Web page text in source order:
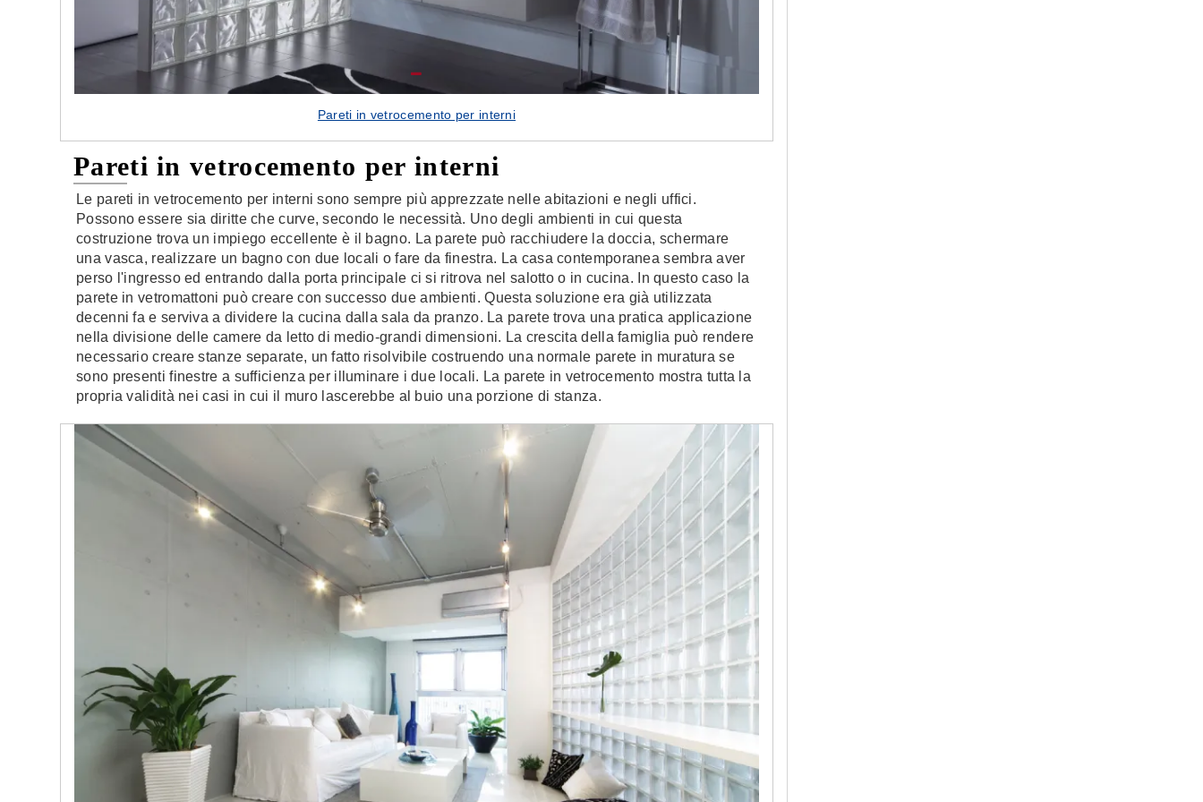
Pareti in vetrocemento per interni
Pareti in vetrocemento per interni
Le pareti in vetrocemento per interni sono sempre più apprezzate nelle abitazioni e negli uffici.
Possono essere sia diritte che curve, secondo le necessità. Uno degli ambienti in cui questa
costruzione trova un impiego eccellente è il bagno. La parete può racchiudere la doccia, schermare
una vasca, realizzare un bagno con due locali o fare da finestra. La casa contemporanea sembra aver
perso l'ingresso ed entrando dalla porta principale ci si ritrova nel salotto o in cucina. In questo caso la
parete in vetromattoni può creare con successo due ambienti. Questa soluzione era già utilizzata
decenni fa e serviva a dividere la cucina dalla sala da pranzo. La parete trova una pratica applicazione
nella divisione delle camere da letto di medio-grandi dimensioni. La crescita della famiglia può rendere
necessario creare stanze separate, un fatto risolvibile costruendo una normale parete in muratura se
sono presenti finestre a sufficienza per illuminare i due locali. La parete in vetrocemento mostra tutta la
propria validità nei casi in cui il muro lascerebbe al buio una porzione di stanza.